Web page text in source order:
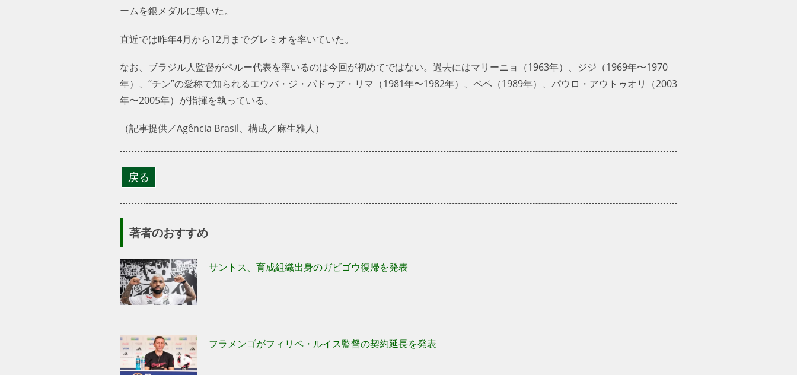
ームを銀メダルに導いた。
直近では昨年4月から12月までグレミオを率いていた。
なお、ブラジル人監督がペルー代表を率いるのは今回が初めてではない。過去にはマリーニョ（1963年）、ジジ（1969年〜1970
年）、“チン”の愛称で知られるエウバ・ジ・パドゥア・リマ（1981年〜1982年）、ペペ（1989年）、パウロ・アウトゥオリ（2003
年〜2005年）が指揮を執っている。
（記事提供／Agência Brasil、構成／麻生雅人）
著者のおすすめ
サントス、育成組織出身のガビゴウ復帰を発表
フラメンゴがフィリペ・ルイス監督の契約延長を発表